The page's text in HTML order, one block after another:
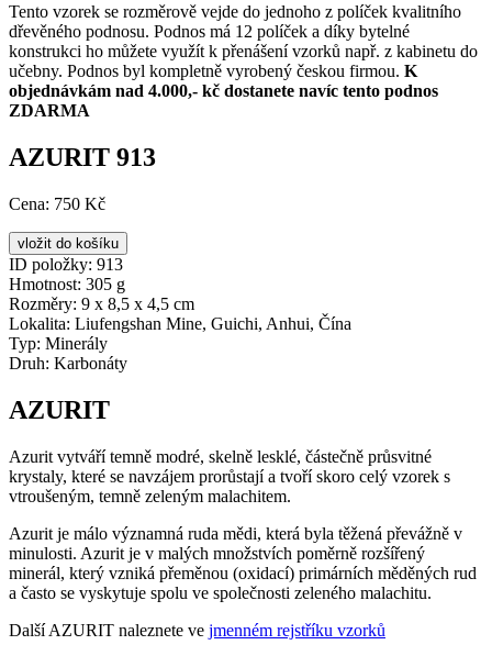
Tento vzorek se rozměrově vejde do jednoho z políček kvalitního
dřevěného podnosu. Podnos má 12 políček a díky bytelné
konstrukci ho můžete využít k přenášení vzorků např. z kabinetu do
učebny. Podnos byl kompletně vyrobený českou firmou. K
objednávkám nad 4.000,- kč dostanete navíc tento podnos
ZDARMA
AZURIT 913
Cena: 750 Kč
ID položky: 913
Hmotnost: 305 g
Rozměry: 9 x 8,5 x 4,5 cm
Lokalita: Liufengshan Mine, Guichi, Anhui, Čína
Typ: Minerály
Druh: Karbonáty
AZURIT
Azurit vytváří temně modré, skelně lesklé, částečně průsvitné
krystaly, které se navzájem prorůstají a tvoří skoro celý vzorek s
vtroušeným, temně zeleným malachitem.
Azurit je málo významná ruda mědi, která byla těžená převážně v
minulosti. Azurit je v malých množstvích poměrně rozšířený
minerál, který vzniká přeměnou (oxidací) primárních měděných rud
a často se vyskytuje spolu ve společnosti zeleného malachitu.
Další AZURIT naleznete ve jmenném rejstříku vzorků